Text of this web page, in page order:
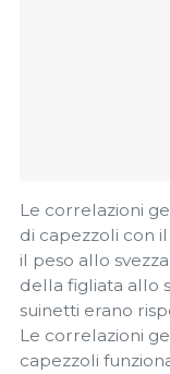
Le correlazioni
di capezzoli con
il peso allo
della figliata allo
suinetti erano
Le correlazioni
capezzoli